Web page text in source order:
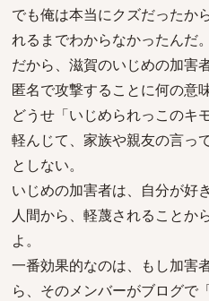
でも俺は本当にクズだったか
れるまでわからなかったんだ。
だから、滋賀のいじめの加害
匿名で攻撃することに何の意
どうせ「いじめられっこのキ
軽んじて、家族や親友の言っ
としない。
いじめの加害者は、自分が好
人間から、軽蔑されることか
よ。
一番効果的なのは、もし加害
ら、そのメンバーがブログで